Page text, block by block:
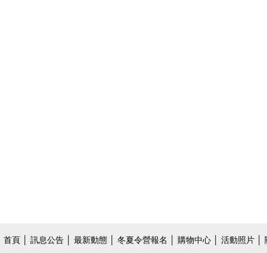
首頁 訊息公告 最新動態 冬夏令營報名 購物中心 活動照片